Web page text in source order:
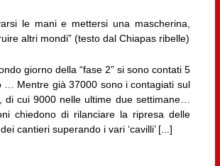
le mani e mettersi una mascherina,
altri mondi” (testo dal Chiapas ribelle)
giorno della “fase 2” si sono contati 5
… Mentre già 37000 sono i contagiati sul
di cui 9000 nelle ultime due settimane…
chiedono di rilanciare la ripresa delle
cantieri superando i vari ‘cavilli’ [...]